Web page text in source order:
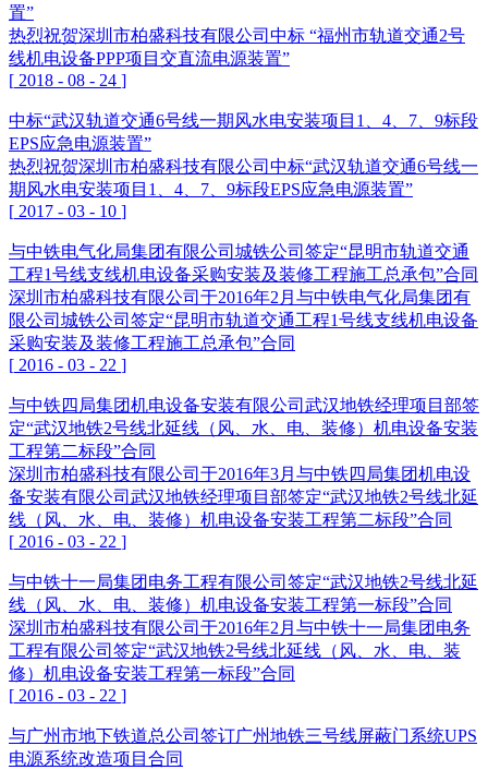
置”
热烈祝贺深圳市柏盛科技有限公司中标 “福州市轨道交通2号
线机电设备PPP项目交直流电源装置”
[ 2018 - 08 - 24 ]
中标“武汉轨道交通6号线一期风水电安装项目1、4、7、9标段
EPS应急电源装置”
热烈祝贺深圳市柏盛科技有限公司中标“武汉轨道交通6号线一
期风水电安装项目1、4、7、9标段EPS应急电源装置”
[ 2017 - 03 - 10 ]
与中铁电气化局集团有限公司城铁公司签定“昆明市轨道交通
工程1号线支线机电设备采购安装及装修工程施工总承包”合同
深圳市柏盛科技有限公司于2016年2月与中铁电气化局集团有
限公司城铁公司签定“昆明市轨道交通工程1号线支线机电设备
采购安装及装修工程施工总承包”合同
[ 2016 - 03 - 22 ]
与中铁四局集团机电设备安装有限公司武汉地铁经理项目部签
定“武汉地铁2号线北延线（风、水、电、装修）机电设备安装
工程第二标段”合同
深圳市柏盛科技有限公司于2016年3月与中铁四局集团机电设
备安装有限公司武汉地铁经理项目部签定“武汉地铁2号线北延
线（风、水、电、装修）机电设备安装工程第二标段”合同
[ 2016 - 03 - 22 ]
与中铁十一局集团电务工程有限公司签定“武汉地铁2号线北延
线（风、水、电、装修）机电设备安装工程第一标段”合同
深圳市柏盛科技有限公司于2016年2月与中铁十一局集团电务
工程有限公司签定“武汉地铁2号线北延线（风、水、电、装
修）机电设备安装工程第一标段”合同
[ 2016 - 03 - 22 ]
与广州市地下铁道总公司签订广州地铁三号线屏蔽门系统UPS
电源系统改造项目合同